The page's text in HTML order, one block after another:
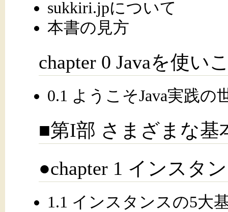
sukkiri.jpについて
本書の見方
chapter 0 Javaを使い
0.1 ようこそJava実践の
■第I部 さまざまな基
●chapter 1 インスタ
1.1 インスタンスの5大